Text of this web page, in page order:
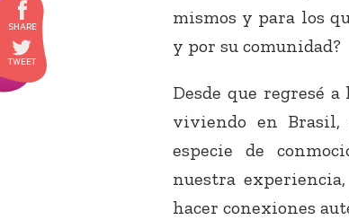
mismos y para los
y por su comunidad?
Desde que regresé a
viviendo en Brasil,
especie de
nuestra
hacer conexiones